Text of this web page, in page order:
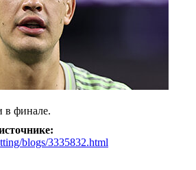
финале.
blogs/3335832.html